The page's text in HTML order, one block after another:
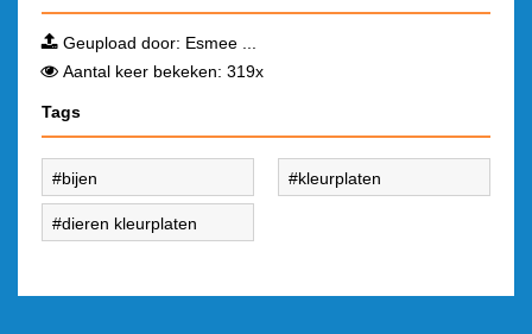
Geupload door: Esmee ...
Aantal keer bekeken: 319x
Tags
bijen kleurplaten
dieren kleurplaten